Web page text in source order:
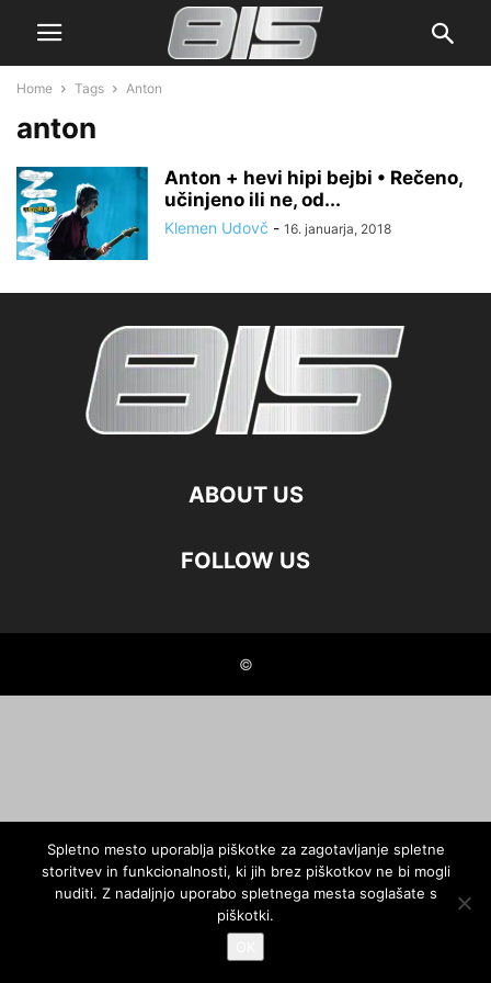
Home Tags Anton
anton
Anton + hevi hipi bejbi • Rečeno,
učinjeno ili ne, od...
Klemen Udovč - 16. januarja, 2018
ABOUT US
FOLLOW US
©
Spletno mesto uporablja piškotke za zagotavljanje spletne
storitvev in funkcionalnosti, ki jih brez piškotkov ne bi mogli
nuditi. Z nadaljnjo uporabo spletnega mesta soglašate s
piškotki.